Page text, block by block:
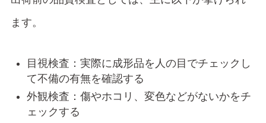
ます。
目視検査：実際に成形品を人の目でチェックし
て不備の有無を確認する
外観検査：傷やホコリ、変色などがないかをチ
ェックする